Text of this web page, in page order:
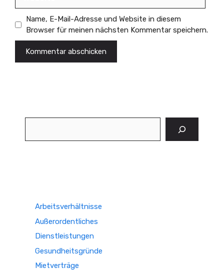
Name, E-Mail-Adresse und Website in diesem
Browser für meinen nächsten Kommentar speichern.
Arbeitsverhältnisse
Außerordentliches
Dienstleistungen
Gesundheitsgründe
Mietverträge